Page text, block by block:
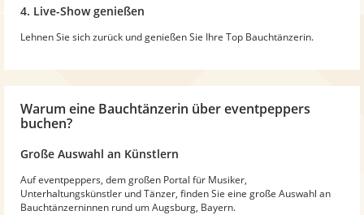
4. Live-Show genießen
Lehnen Sie sich zurück und genießen Sie Ihre Top Bauchtänzerin.
Warum eine Bauchtänzerin über eventpeppers
buchen?
Große Auswahl an Künstlern
Auf eventpeppers, dem großen Portal für Musiker,
Unterhaltungskünstler und Tänzer, finden Sie eine große Auswahl an
Bauchtänzerninnen rund um Augsburg, Bayern.